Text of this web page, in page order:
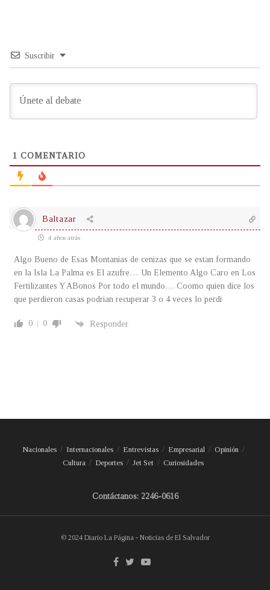
Suscribir
1 COMENTARIO
Baltazar
4 años atrás
Algo Bueno de Esas Montanias de cenizas que se estan formando
en la Isla La Palma es El azufre… Un Elemento Algo Caro en Los
Fertilizantes Y ABonos Por todo el mundo… Coomo quien dice los
que perdieron casas podrian recuperar 3 o 4 veces lo perdi
0 0 Responder
Nacionales Internacionales Entrevistas Empresarial
Opinión
Cultura
Deportes Jet Set Curiosidades
Contáctanos: 2246-0616
© 2024 Diario La Página - Noticias de El Salvador